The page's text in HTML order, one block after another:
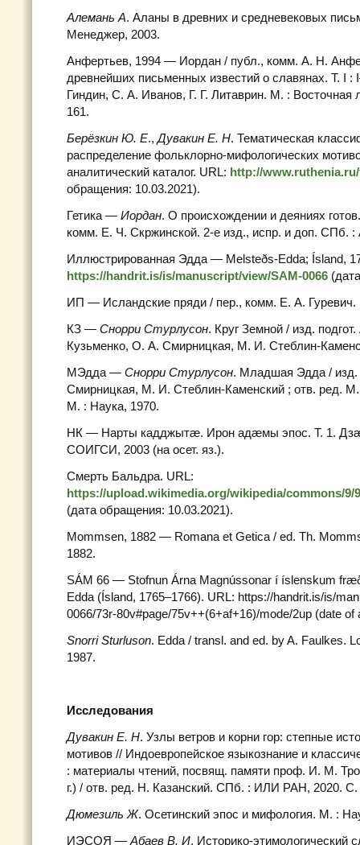
Алемань А. Аланы в древних и средневековых
Менеджер, 2003.
Анфертьев, 1994 — Иордан / публ., комм. А. Н.
древнейших письменных известий о славянах. Т. I :
Гиндин, С. А. Иванов, Г. Г. Литаврин. М. : Восточная
161.
Берёзкин Ю. Е.,Дувакин Е. Н. Тематическая
распределение фольклорно-мифологических
аналитический каталог. URL: http://
обращения: 10.03.2021).
Гетика — Иордан. О происхождении и деяниях
комм. Е. Ч. Скржинской. 2-е изд., испр. и доп. СПб. :
Иллюстрированная Эдда — Melsteðs-Edda; Ísland,
https://handrit.is/is/manuscript/view/SAM-0066
ИП — Исландские пряди / пер., комм. Е. А. Гуревич.
КЗ — Снорри Стурлусон. Круг Земной / изд.
Кузьменко, О. А. Смирницкая, М. И. Стеблин-
МЭдда — Снорри Стурлусон. Младшая Эдда / изд.
Смирницкая, М. И. Стеблин-Каменский ; отв. ред.
М. : Наука, 1970.
НК — Нарты кадджытæ. Ирон адæмы эпос. Т. 1.
СОИГСИ, 2003 (на осет. яз.).
Смерть Бальдра. URL:
https://upload.wikimedia.org/wikipedia/commons/9/
(дата обращения: 10.03.2021).
Mommsen, 1882 — Romana et Getica / ed. Th.
1882.
SÁM 66 — Stofnun Árna Magnússonar í íslenskum
Edda (Ísland, 1765–1766). URL: https://handrit.is/is/
0066/73r-80v#page/75v++(6+af+16)/mode/2up (date of
Snorri Sturluson. Edda / transl. and ed. by A. Faulkes.
1987.
Исследования
Дувакин Е. Н. Узлы ветров и корни гор: степные
мотивов // Индоевропейское языкознание и
: материалы чтений, посвящ. памяти проф. И. М.
г.) / отв. ред. Н. Казанский. СПб. : ИЛИ РАН, 2020. С.
Дюмезиль Ж. Осетинский эпос и мифология. М. :
ИЭСОЯ — Абаев В. И. Историко-этимологический